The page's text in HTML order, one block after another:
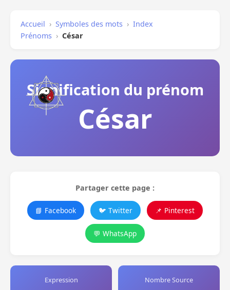
Accueil › Symboles des mots › Index
Prénoms › César
Signification du prénom
César
Partager cette page :
📘 Facebook 🐦 Twitter 📌 Pinterest
💬 WhatsApp
Expression Nombre Source